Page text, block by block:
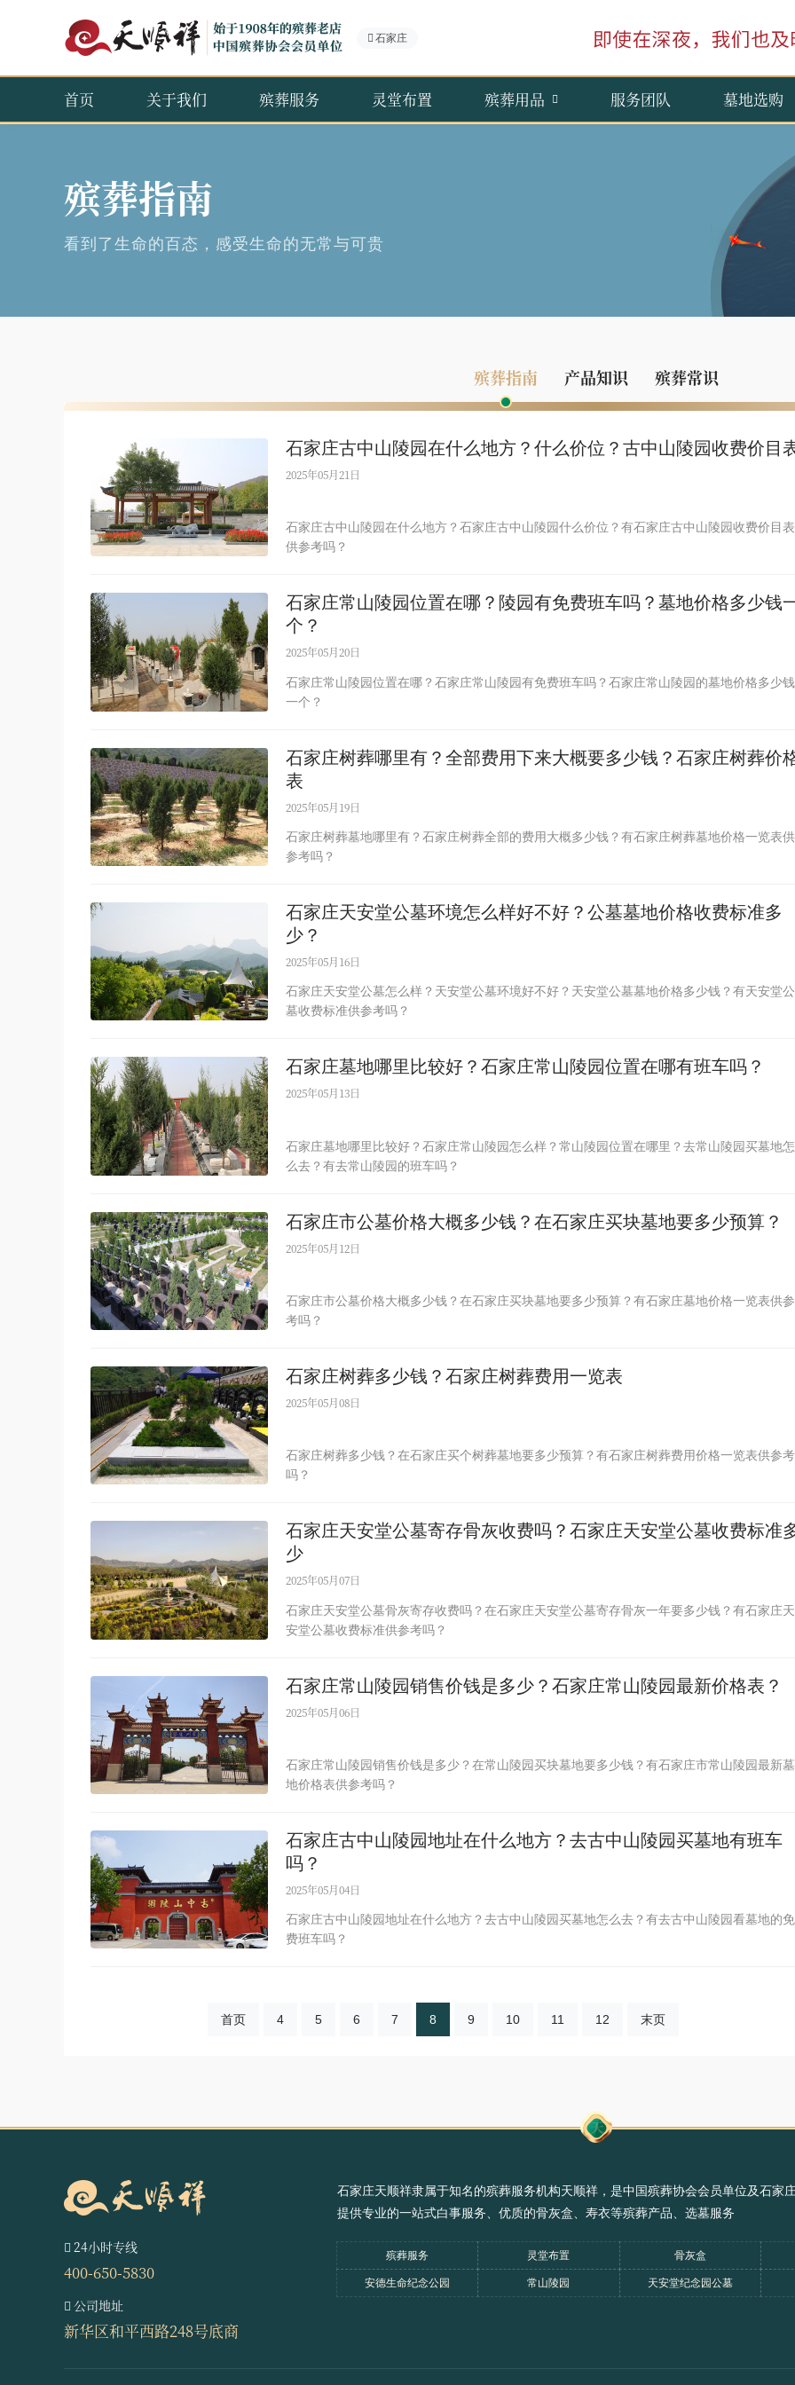
石家庄
首页 关于我们 殡葬服务 灵堂布置 殡葬用品 服务团队 墓地选购
殡葬指南
看到了生命的百态，感受生命的无常与可贵
殡葬指南 产品知识 殡葬常识
石家庄古中山陵园在什么地方？什么价位？古中山陵园收费价目
2025年05月21日
石家庄古中山陵园在什么地方？石家庄古中山陵园什么价位？有石家庄古中山陵园收费价目表
供参考吗？
石家庄常山陵园位置在哪？陵园有免费班车吗？墓地价格多少钱
个？
2025年05月20日
石家庄常山陵园位置在哪？石家庄常山陵园有免费班车吗？石家庄常山陵园的墓地价格多少钱
一个？
石家庄树葬哪里有？全部费用下来大概要多少钱？石家庄树葬价
表
2025年05月19日
石家庄树葬墓地哪里有？石家庄树葬全部的费用大概多少钱？有石家庄树葬墓地价格一览表供
参考吗？
石家庄天安堂公墓环境怎么样好不好？公墓墓地价格收费标准多
少？
2025年05月16日
石家庄天安堂公墓怎么样？天安堂公墓环境好不好？天安堂公墓墓地价格多少钱？有天安堂公
墓收费标准供参考吗？
石家庄墓地哪里比较好？石家庄常山陵园位置在哪有班车吗？
2025年05月13日
石家庄墓地哪里比较好？石家庄常山陵园怎么样？常山陵园位置在哪里？去常山陵园买墓地怎
么去？有去常山陵园的班车吗？
石家庄市公墓价格大概多少钱？在石家庄买块墓地要多少预算？
2025年05月12日
石家庄市公墓价格大概多少钱？在石家庄买块墓地要多少预算？有石家庄墓地价格一览表供参
考吗？
石家庄树葬多少钱？石家庄树葬费用一览表
2025年05月08日
石家庄树葬多少钱？在石家庄买个树葬墓地要多少预算？有石家庄树葬费用价格一览表供参考
吗？
石家庄天安堂公墓寄存骨灰收费吗？石家庄天安堂公墓收费标准
少
2025年05月07日
石家庄天安堂公墓骨灰寄存收费吗？在石家庄天安堂公墓寄存骨灰一年要多少钱？有石家庄天
安堂公墓收费标准供参考吗？
石家庄常山陵园销售价钱是多少？石家庄常山陵园最新价格表？
2025年05月06日
石家庄常山陵园销售价钱是多少？在常山陵园买块墓地要多少钱？有石家庄市常山陵园最新墓
地价格表供参考吗？
石家庄古中山陵园地址在什么地方？去古中山陵园买墓地有班车
吗？
2025年05月04日
石家庄古中山陵园地址在什么地方？去古中山陵园买墓地怎么去？有去古中山陵园看墓地的免
费班车吗？
首页 4 5 6 7 8 9 10 11 12 末页
24小时专线
400-650-5830
公司地址
新华区和平西路248号底商
石家庄天顺祥隶属于知名的殡葬服务机构天顺祥，是中国殡葬协会会员单位及石家
提供专业的一站式白事服务、优质的骨灰盒、寿衣等殡葬产品、选墓服务
殡葬服务 灵堂布置 骨灰盒
安德生命纪念公园 常山陵园 天安堂纪念园公墓